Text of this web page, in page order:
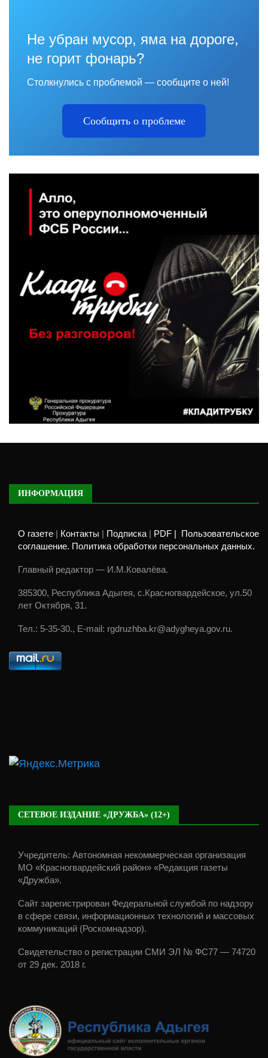
Не убран мусор, яма на дороге,
не горит фонарь?
Столкнулись с проблемой — сообщите о ней!
Сообщить о проблеме
ИНФОРМАЦИЯ
О газете Контакты Подписка PDF |
Пользовательское
соглашение. Политика обработки персональных данных.
Главный редактор — И.М.Ковалёва.
385300, Республика Адыгея, с.Красногвардейское, ул.50
лет Октября, 31.
Тел.: 5-35-30., E-mail: rgdruzhba.kr@adygheya.gov.ru.
СЕТЕВОЕ ИЗДАНИЕ «ДРУЖБА» (12+)
Учредитель: Автономная некоммерческая организация
МО «Красногвардейский район» «Редакция газеты
«Дружба».
Сайт зарегистрирован Федеральной службой по надзору
в сфере связи, информационных технологий и массовых
коммуникаций (Роскомнадзор).
Свидетельство о регистрации СМИ ЭЛ № ФС77 — 74720
от 29 дек. 2018 г.